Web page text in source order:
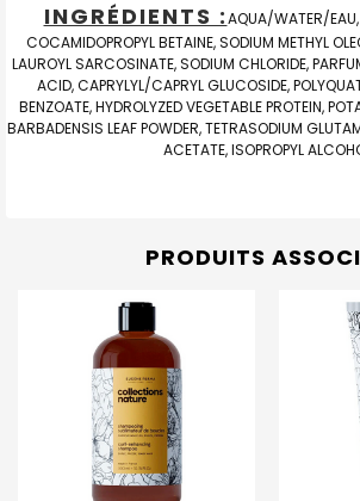
INGRÉDIENTS :AQUA/WATER/
COCAMIDOPROPYL BETAINE, SODIUM METHYL
LAUROYL SARCOSINATE, SODIUM CHLORIDE,
ACID, CAPRYLYL/CAPRYL GLUCOSIDE,
BENZOATE, HYDROLYZED VEGETABLE PROTEIN,
BARBADENSIS LEAF POWDER, TETRASODIUM
ACETATE, ISOPROPYL
PRODUITS